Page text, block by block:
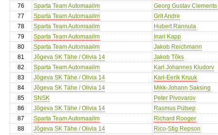
76
Sparta Team Automaailm
Georg Gustav
77
Sparta Team Automaailm
Grit Andre
78
Sparta Team Automaailm
Hubert Rannula
79
Sparta Team Automaailm
Inari Kapp
80
Sparta Team Automaailm
Jakob Reichmann
81
Jõgeva SK Tähe / Olivia 14
Jakob Tõks
82
Sparta Team Automaailm
Karl Johannes Kiudorv
83
Jõgeva SK Tähe / Olivia 14
Karl-Eerik Kruuk
84
Jõgeva SK Tähe / Olivia 14
Mikk-Johann Saksing
85
SNSK
Peter Pivovarov
86
Jõgeva SK Tähe / Olivia 14
Rasmus Pütsep
87
Sparta Team Automaailm
Richard Rooger
88
Jõgeva SK Tähe / Olivia 14
Rico-Stig Repson